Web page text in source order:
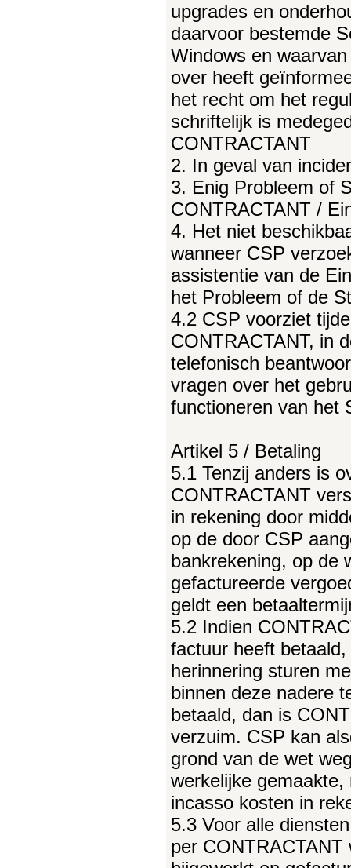
upgrades en
daarvoor bestemde
Windows en
over heeft
het recht om het
schriftelijk is
CONTRACTANT
2. In geval van
3. Enig Probleem of
CONTRACTANT /
4. Het niet
wanneer CSP
assistentie van de
het Probleem of de
4.2 CSP voorziet
CONTRACTANT, in
telefonisch
vragen over het
functioneren van het
Artikel 5 / Betaling
5.1 Tenzij anders is
CONTRACTANT
in rekening door
op de door CSP
bankrekening, op de
gefactureerde
geldt een
5.2 Indien
factuur heeft
herinnering sturen
binnen deze nadere
betaald, dan is
verzuim. CSP kan
grond van de wet
werkelijke gemaakte,
incasso kosten in
5.3 Voor alle
per CONTRACTANT